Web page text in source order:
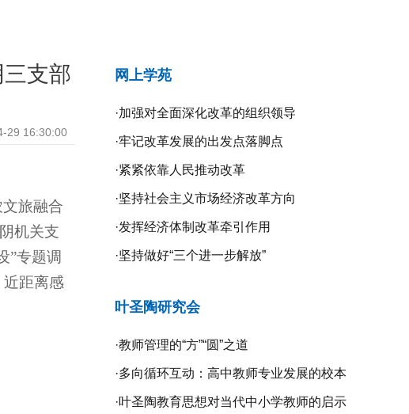
支部
29 16:30:00
旅融合
机关支
”专题调
距离感
网上学苑
·加强对全面深化改革的组织领导
·牢记改革发展的出发点落脚点
·紧紧依靠人民推动改革
·坚持社会主义市场经济改革方向
·发挥经济体制改革牵引作用
·坚持做好“三个进一步解放”
叶圣陶研究会
·教师管理的“方”“圆”之道
·多向循环互动：高中教师专业发展的校本
研修探究
·叶圣陶教育思想对当代中小学教师的启示